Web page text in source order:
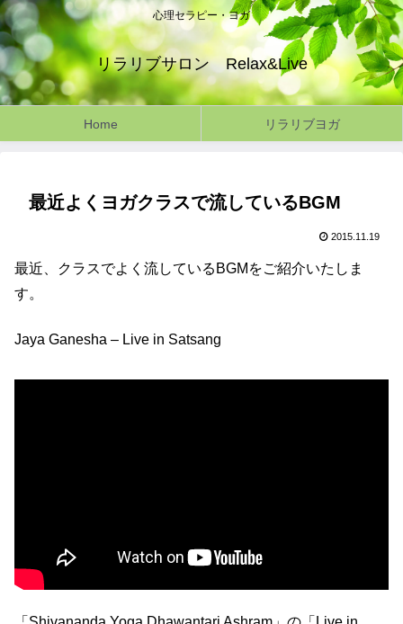
心理セラピー・ヨガ
リラリブサロン Relax&Live
Home リラリブヨガ
最近よくヨガクラスで流しているBGM
2015.11.19
最近、クラスでよく流しているBGMをご紹介いたしま
す。
Jaya Ganesha – Live in Satsang